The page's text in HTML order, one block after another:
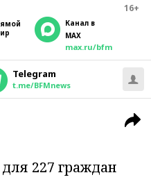
16+
Канал в
MAX
max.ru/bfm
Telegram
t.me/BFMnews
227 граждан